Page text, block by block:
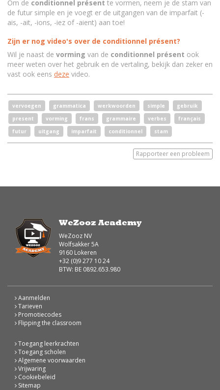
Om de conditionnel présent te vormen, neem je de stam van
de futur simple en je voegt er de uitgangen van de imparfait (-
ais, -ait, -ions, -iez of -aient) aan toe!
Zijn er nog video's over de conditionnel présent?
Wil je naast de vorming van de conditionnel présent ook
meer weten over het gebruik en de vertaling, bekijk dan zeker en
vast ook eens deze video.
vervoegen grammatica werkwoorden simple
gebruik
present
vorming frans grammaire verbes
français
futur
uitgang imparfait conditionnel stam
Rapporteer een probleem
WeZooz Academy
WeZooz NV
Wolfsakker 5A
9160 Lokeren
+32 (0)9 277 10 24
BTW: BE 0892.653.980
Aanmelden
Tarieven
Promotiecodes
Flipping the classroom
Toegang leerkrachten
Toegang scholen
Algemene voorwaarden
Vrijwaring
Cookiebeleid
Sitemap